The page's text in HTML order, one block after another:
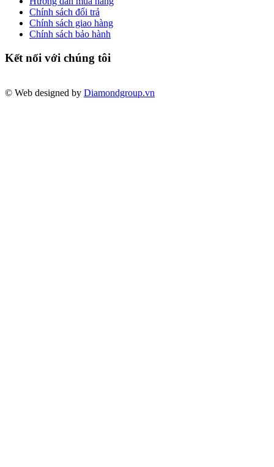
Chính sách đổi trả
Chính sách giao hàng
Chính sách bảo hành
Kết nối với chúng tôi
© Web designed by Diamondgroup.vn